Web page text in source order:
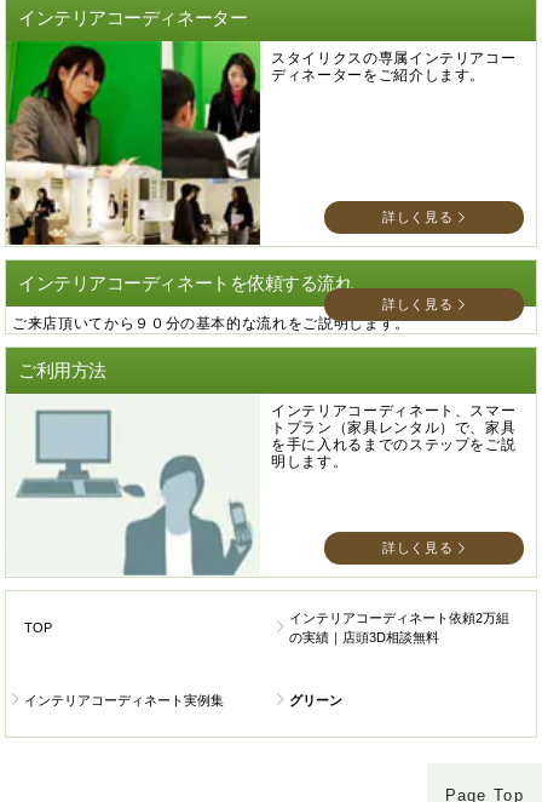
インテリアコーディネーター
スタイリクスの専属インテリアコー
ディネーターをご紹介します。
詳しく見る
インテリアコーディネートを依頼する流れ
ご来店頂いてから９０分の基本的な流れをご説明します。
詳しく見る
ご利用方法
インテリアコーディネート、スマー
トプラン（家具レンタル）で、家具
を手に入れるまでのステップをご説
明します。
詳しく見る
TOP
インテリアコーディネート依頼2万組
の実績｜店頭3D相談無料
インテリアコーディネート実例集 グリーン
Page Top